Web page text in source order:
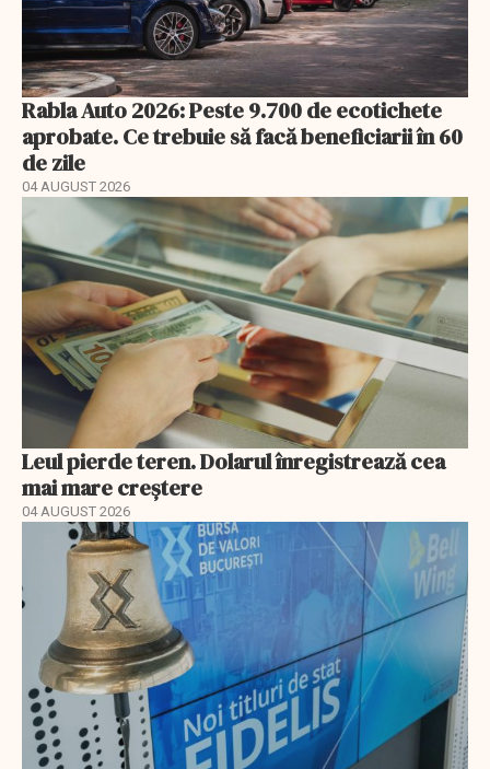
Rabla Auto 2026: Peste 9.700 de ecotichete
aprobate. Ce trebuie să facă beneficiarii în 60
de zile
04 AUGUST 2026
Leul pierde teren. Dolarul înregistrează cea
mai mare creștere
04 AUGUST 2026